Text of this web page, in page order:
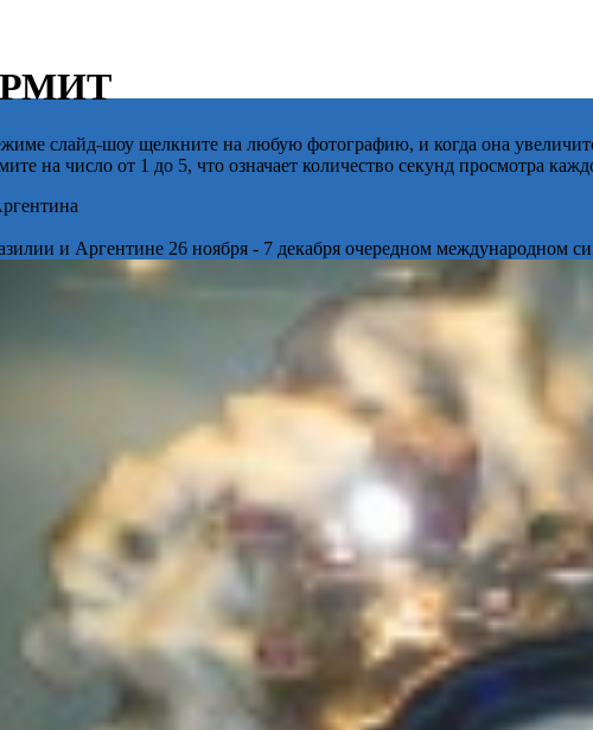
слайд-шоу щелкните на любую фотографию, и когда она
на число от 1 до 5, что означает количество секунд просмотра
и Аргентине 26 ноября - 7 декабря очередном международном